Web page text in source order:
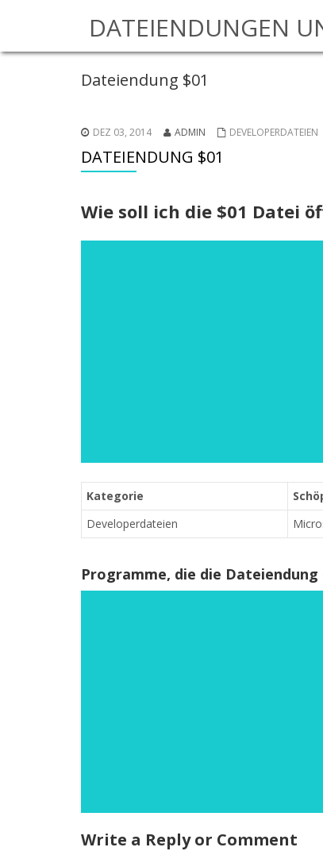
DATEIENDUNGEN
Dateiendung $01
DEZ 03, 2014 ADMIN DEVELOPERDATEIEN
DATEIENDUNG $01
Wie soll ich die $01 Datei
Kategorie
Developerdateien
Programme, die die Dateiendung
Write a Reply or Comment